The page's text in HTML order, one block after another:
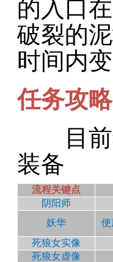
的入口
破裂的
时间内
任务攻
目前
装备
流程关键点
阴阳师
妖华
使
死狼女实像
死狼女虚像